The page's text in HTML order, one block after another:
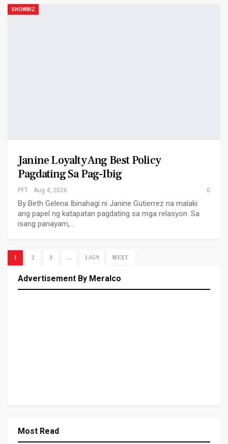
SHOWBIZ
Janine Loyalty Ang Best Policy
Pagdating Sa Pag-Ibig
PFT Aug 4, 2026 0
By Beth Gelena Ibinahagi ni Janine Gutierrez na malaki
ang papel ng katapatan pagdating sa mga relasyon. Sa
isang panayam,…
1 2 3 … 1,059 NEXT
Advertisement By Meralco
Most Read